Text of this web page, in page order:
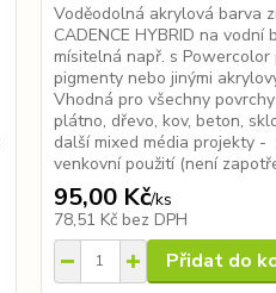
Voděodolná akrylová barva
CADENCE HYBRID na vodní
mísitelná např. s Powercolor
pigmenty nebo jinými
Vhodná pro všechny
plátno, dřevo, kov, beton,
další mixed média projekty -
venkovní použití (není
95,00 Kč/ks
78,51 Kč bez DPH
Přidat do